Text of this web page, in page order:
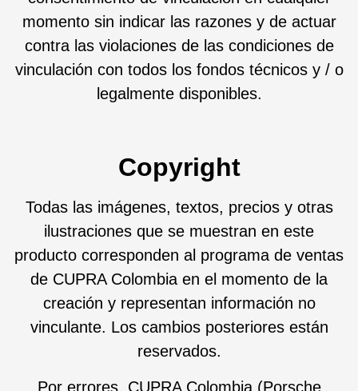
momento sin indicar las razones y de actuar
contra las violaciones de las condiciones de
vinculación con todos los fondos técnicos y / o
legalmente disponibles.
Copyright
Todas las imágenes, textos, precios y otras
ilustraciones que se muestran en este
producto corresponden al programa de ventas
de CUPRA Colombia en el momento de la
creación y representan información no
vinculante. Los cambios posteriores están
reservados.
Por errores, CUPRA Colombia (Porsche